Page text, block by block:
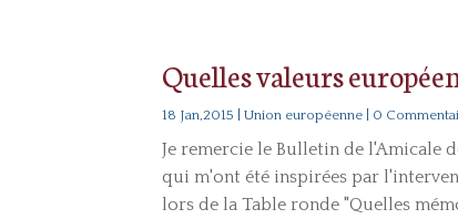
Quelles valeurs
18 Jan,2015 |Union européenne | 0
Je remercie le Bulletin de l'Amicale
qui m'ont été inspirées par
lors de la Table ronde "Quelles